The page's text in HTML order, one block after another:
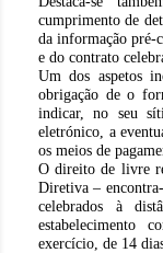
cumprimento de
da informação pré-
e do contrato
Um dos aspetos
obrigação de o
indicar, no seu
eletrónico, a
os meios de
O direito de livre
Diretiva –
celebrados à
estabelecimento
exercício, de 14